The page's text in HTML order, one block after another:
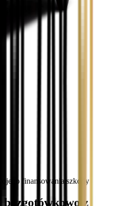
finansowania szkody
z